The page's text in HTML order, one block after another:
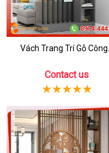
Vách Trang Trí Gỗ Công...
Contact us